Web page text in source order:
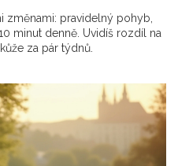
změnami: pravidelný pohyb,
minut denně. Uvidíš rozdíl na
za pár týdnů.